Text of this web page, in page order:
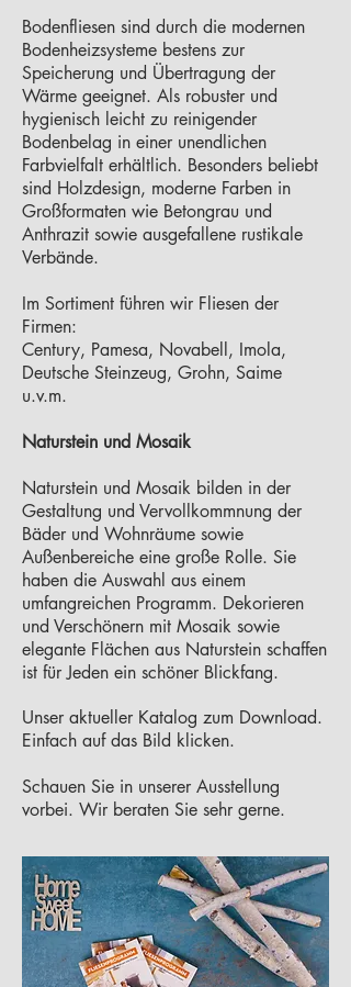
Bodenfliesen sind durch die modernen
Bodenheizsysteme bestens zur
Speicherung und Übertragung der
Wärme geeignet. Als robuster und
hygienisch leicht zu reinigender
Bodenbelag in einer unendlichen
Farbvielfalt erhältlich. Besonders beliebt
sind Holzdesign, moderne Farben in
Großformaten wie Betongrau und
Anthrazit sowie ausgefallene rustikale
Verbände.
Im Sortiment führen wir Fliesen der
Firmen:
Century, Pamesa, Novabell, Imola,
Deutsche Steinzeug, Grohn, Saime
u.v.m.
Naturstein und Mosaik
Naturstein und Mosaik bilden in der
Gestaltung und Vervollkommnung der
Bäder und Wohnräume sowie
Außenbereiche eine große Rolle. Sie
haben die Auswahl aus einem
umfangreichen Programm. Dekorieren
und Verschönern mit Mosaik sowie
elegante Flächen aus Naturstein schaffen
ist für Jeden ein schöner Blickfang.
Unser aktueller Katalog zum Download.
Einfach auf das Bild klicken.
Schauen Sie in unserer Ausstellung
vorbei. Wir beraten Sie sehr gerne.